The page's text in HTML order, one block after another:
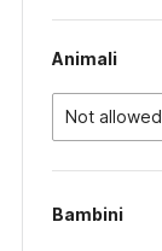
Animali
Not allowed
Bambini